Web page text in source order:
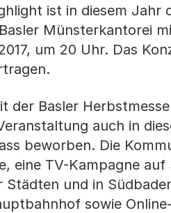
ist in diesem
Münsterkantorei
um 20 Uhr. Das
der Basler
auch in
beworben. Die
eine TV-Kampagne
Städten und in
sowie